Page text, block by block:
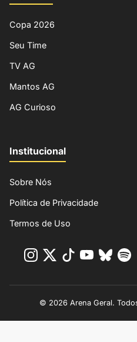
Copa 2026
Seu Time
TV AG
Mantos AG
AG Curioso
Institucional
Sobre Nós
Política de Privacidade
Termos de Uso
© 2026 Arena Geral.